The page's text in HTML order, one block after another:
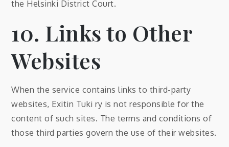
the Helsinki District Court.
10. Links to Other
Websites
When the service contains links to third-party
websites, Exitin Tuki ry is not responsible for the
content of such sites. The terms and conditions of
those third parties govern the use of their websites.